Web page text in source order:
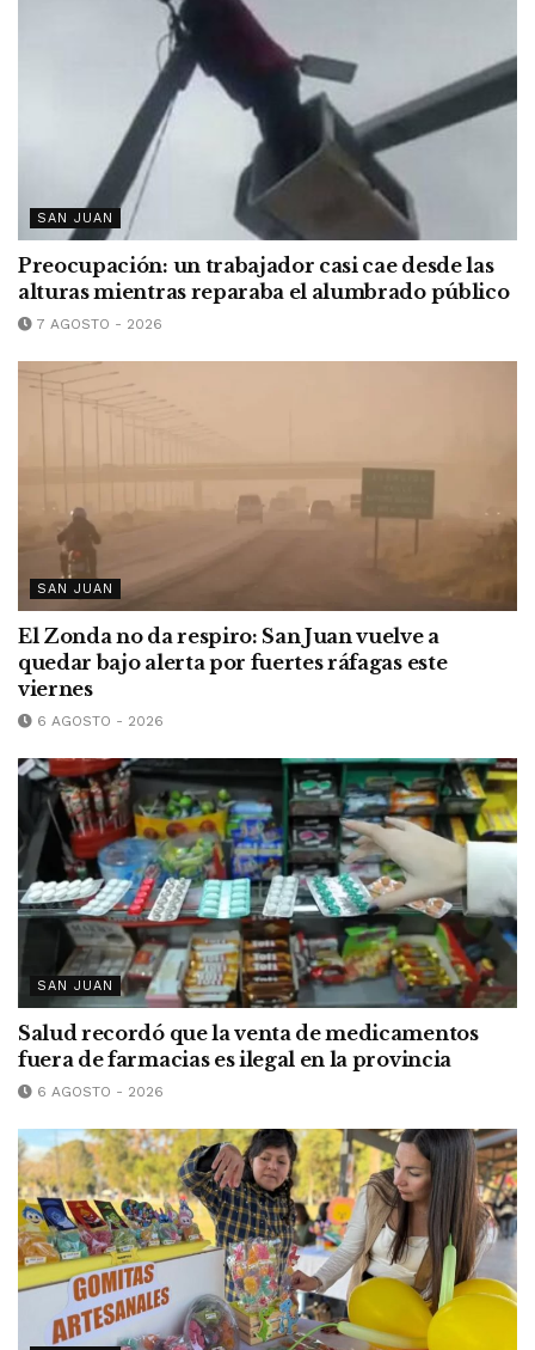
SAN JUAN
Preocupación: un trabajador casi cae desde las
alturas mientras reparaba el alumbrado público
7 AGOSTO - 2026
SAN JUAN
El Zonda no da respiro: San Juan vuelve a
quedar bajo alerta por fuertes ráfagas este
viernes
6 AGOSTO - 2026
SAN JUAN
Salud recordó que la venta de medicamentos
fuera de farmacias es ilegal en la provincia
6 AGOSTO - 2026